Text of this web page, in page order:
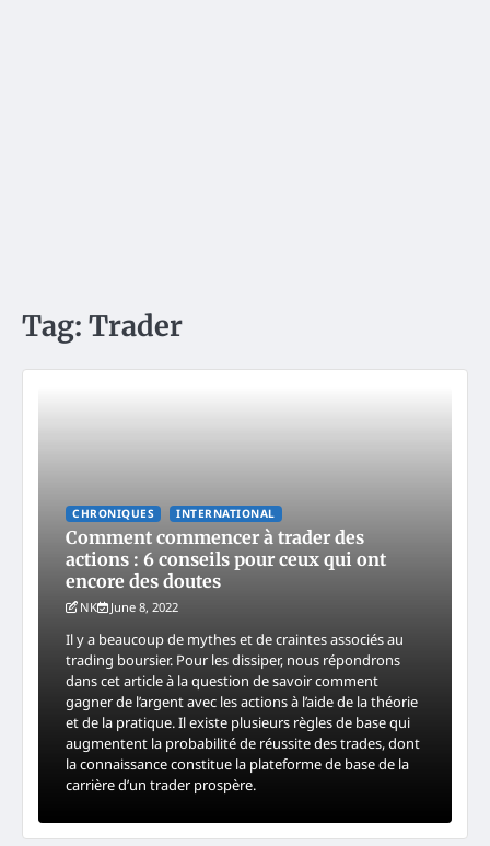
Tag: Trader
CHRONIQUES INTERNATIONAL
Comment commencer à trader des
actions : 6 conseils pour ceux qui ont
encore des doutes
NK June 8, 2022
Il y a beaucoup de mythes et de craintes associés au
trading boursier. Pour les dissiper, nous répondrons
dans cet article à la question de savoir comment
gagner de l’argent avec les actions à l’aide de la théorie
et de la pratique. Il existe plusieurs règles de base qui
augmentent la probabilité de réussite des trades, dont
la connaissance constitue la plateforme de base de la
carrière d’un trader prospère.